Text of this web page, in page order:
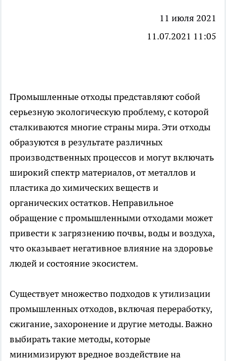
11 июля 2021
11.07.2021 11:05
Промышленные отходы представляют собой
серьезную экологическую проблему, с которой
сталкиваются многие страны мира. Эти отходы
образуются в результате различных
производственных процессов и могут включать
широкий спектр материалов, от металлов и
пластика до химических веществ и
органических остатков. Неправильное
обращение с промышленными отходами может
привести к загрязнению почвы, воды и воздуха,
что оказывает негативное влияние на здоровье
людей и состояние экосистем.
Существует множество подходов к утилизации
промышленных отходов, включая переработку,
сжигание, захоронение и другие методы. Важно
выбирать такие методы, которые
минимизируют вредное воздействие на